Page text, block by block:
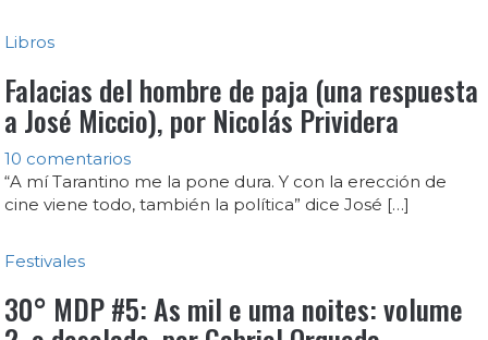
Libros
Falacias del hombre de paja (una respuesta
a José Miccio), por Nicolás Prividera
10 comentarios
“A mí Tarantino me la pone dura. Y con la erección de
cine viene todo, también la política” dice José […]
Festivales
30° MDP #5: As mil e uma noites: volume